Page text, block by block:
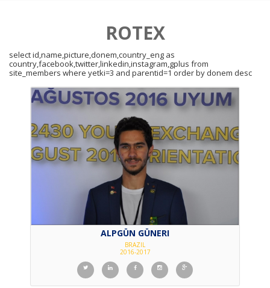
ROTEX
select id,name,picture,donem,country_eng as
country,facebook,twitter,linkedin,instagram,gplus from
site_members where yetki=3 and parentid=1 order by donem desc
ALPGÜN GÜNERI
BRAZIL
2016-2017